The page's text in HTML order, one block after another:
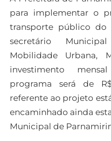
para implementar o
transporte público do
secretário
Mobilidade Urbana,
investimento
programa será de
referente ao projeto
encaminhado ainda
Municipal de